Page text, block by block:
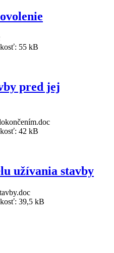
55 kB
pred jej
42 kB
užívania stavby
39,5 kB